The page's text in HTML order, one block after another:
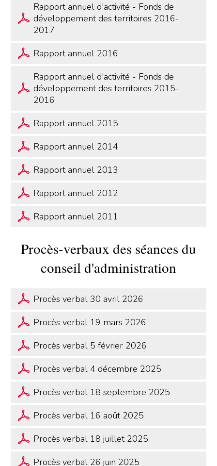
Rapport annuel d'activité - Fonds de
développement des territoires 2016-
2017
Rapport annuel 2016
Rapport annuel d'activité - Fonds de
développement des territoires 2015-
2016
Rapport annuel 2015
Rapport annuel 2014
Rapport annuel 2013
Rapport annuel 2012
Rapport annuel 2011
Procès-verbaux des séances du
conseil d'administration
Procès verbal 30 avril 2026
Procès verbal 19 mars 2026
Procès verbal 5 février 2026
Procès verbal 4 décembre 2025
Procès verbal 18 septembre 2025
Procès verbal 16 août 2025
Procès verbal 18 juillet 2025
Procès verbal 26 juin 2025